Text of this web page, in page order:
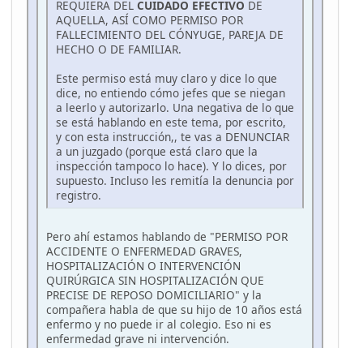
REQUIERA DEL CUIDADO EFECTIVO DE
AQUELLA, ASÍ COMO PERMISO POR
FALLECIMIENTO DEL CÓNYUGE, PAREJA DE
HECHO O DE FAMILIAR.
Este permiso está muy claro y dice lo que
dice, no entiendo cómo jefes que se niegan
a leerlo y autorizarlo. Una negativa de lo que
se está hablando en este tema, por escrito,
y con esta instrucción,, te vas a DENUNCIAR
a un juzgado (porque está claro que la
inspección tampoco lo hace). Y lo dices, por
supuesto. Incluso les remitía la denuncia por
registro.
Pero ahí estamos hablando de "PERMISO POR
ACCIDENTE O ENFERMEDAD GRAVES,
HOSPITALIZACIÓN O INTERVENCIÓN
QUIRÚRGICA SIN HOSPITALIZACIÓN QUE
PRECISE DE REPOSO DOMICILIARIO" y la
compañera habla de que su hijo de 10 años está
enfermo y no puede ir al colegio. Eso ni es
enfermedad grave ni intervención.